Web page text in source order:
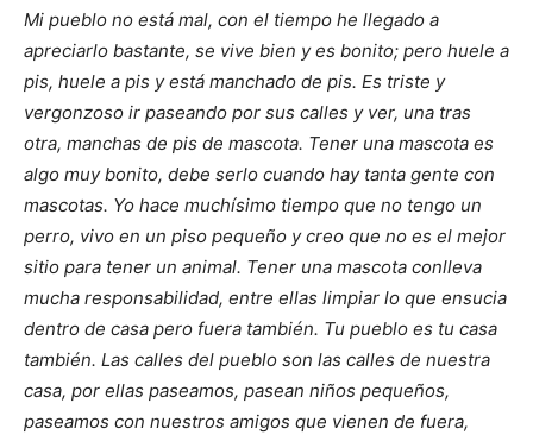
Mi pueblo no está mal, con el tiempo he llegado a
apreciarlo bastante, se vive bien y es bonito; pero huele a
pis, huele a pis y está manchado de pis. Es triste y
vergonzoso ir paseando por sus calles y ver, una tras
otra, manchas de pis de mascota. Tener una mascota es
algo muy bonito, debe serlo cuando hay tanta gente con
mascotas. Yo hace muchísimo tiempo que no tengo un
perro, vivo en un piso pequeño y creo que no es el mejor
sitio para tener un animal. Tener una mascota conlleva
mucha responsabilidad, entre ellas limpiar lo que ensucia
dentro de casa pero fuera también. Tu pueblo es tu casa
también. Las calles del pueblo son las calles de nuestra
casa, por ellas paseamos, pasean niños pequeños,
paseamos con nuestros amigos que vienen de fuera,